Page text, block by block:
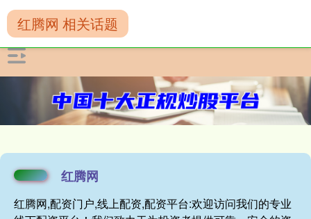
红腾网
红腾网,配资门户,线上配资,配资平台:欢迎访问我们的专业
红腾网 相关话题